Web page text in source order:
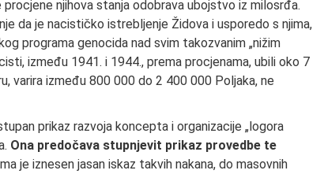
njihova stanja odobrava ubojstvo iz milosrđa.
da je nacističko istrebljenje Židova i usporedo s njima,
programa genocida nad svim takozvanim „nižim
između 1941. i 1944., prema procjenama, ubili oko 7
varira između 800 000 do 2 400 000 Poljaka, ne
prikaz razvoja koncepta i organizacije „logora
Ona predočava stupnjevit prikaz provedbe te
je iznesen jasan iskaz takvih nakana, do masovnih